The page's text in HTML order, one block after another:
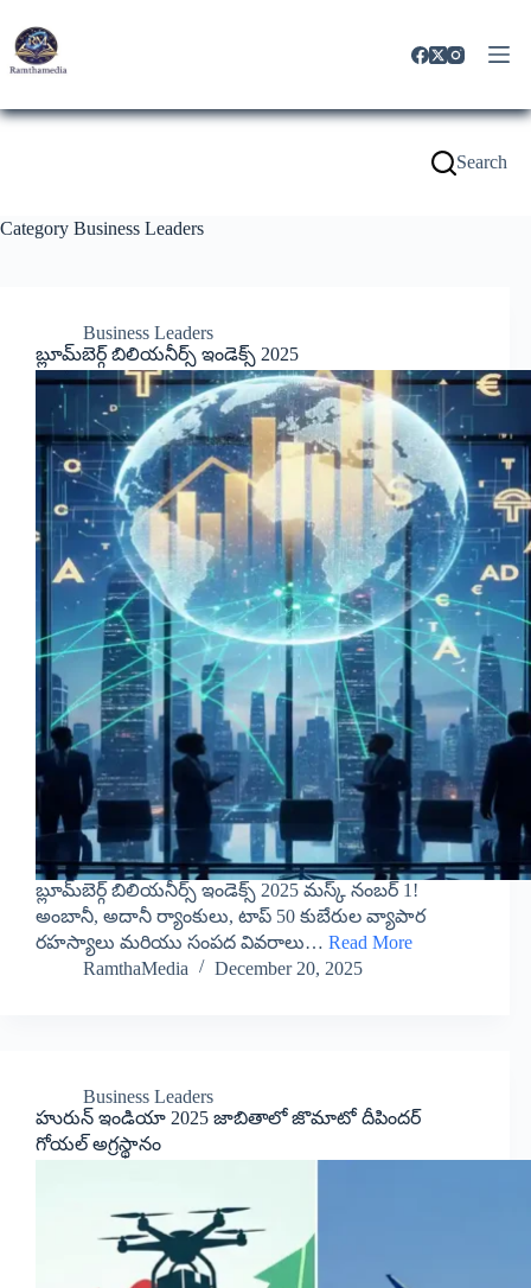
Search
Category Business Leaders
Business Leaders
బ్లూమ్‌బెర్గ్ బిలియనీర్స్ ఇండెక్స్ 2025
బ్లూమ్‌బెర్గ్ బిలియనీర్స్ ఇండెక్స్ 2025 మస్క్ నంబర్ 1!
అంబానీ, అదానీ ర్యాంకులు, టాప్ 50 కుబేరుల వ్యాపార
రహస్యాలు మరియు సంపద వివరాలు… Read More
RamthaMedia
December 20, 2025
Business Leaders
హురున్ ఇండియా 2025 జాబితాలో జొమాటో దీపిందర్
గోయల్ అగ్రస్థానం